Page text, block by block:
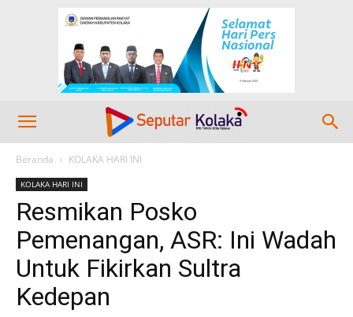
Beranda KOLAKA HARI INI
KOLAKA HARI INI
Resmikan Posko
Pemenangan, ASR: Ini Wadah
Untuk Fikirkan Sultra
Kedepan